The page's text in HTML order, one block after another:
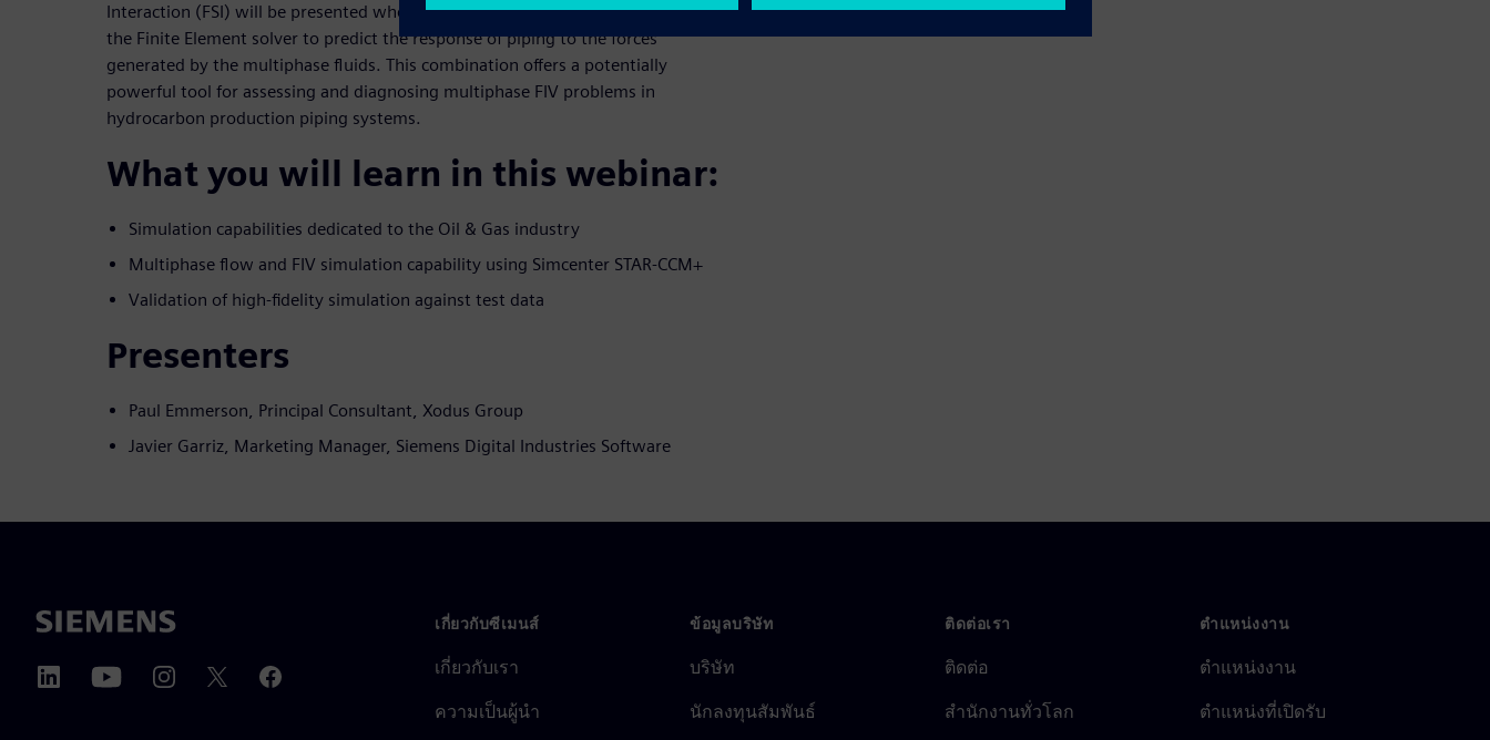
Interaction (FSI) will be presented where the CFD solver has been coupled with
the Finite Element solver to predict the response of piping to the forces
generated by the multiphase fluids. This combination offers a potentially
powerful tool for assessing and diagnosing multiphase FIV problems in
hydrocarbon production piping systems.
What you will learn in this webinar:
Simulation capabilities dedicated to the Oil & Gas industry
Multiphase flow and FIV simulation capability using Simcenter STAR-CCM+
Validation of high-fidelity simulation against test data
Presenters
Paul Emmerson, Principal Consultant, Xodus Group
Javier Garriz, Marketing Manager, Siemens Digital Industries Software
เกี่ยวกับซีเมนส์
เกี่ยวกับเรา
ความเป็นผู้นำ
ข้อมูลบริษัท
บริษัท
นักลงทุนสัมพันธ์
ติดต่อเรา
ติดต่อ
สำนักงานทั่วโลก
ตำแหน่งงาน
ตำแหน่งงาน
ตำแหน่งที่เปิดรับ